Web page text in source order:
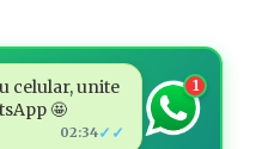
celular, unite
🤩
02:34✓✓
1